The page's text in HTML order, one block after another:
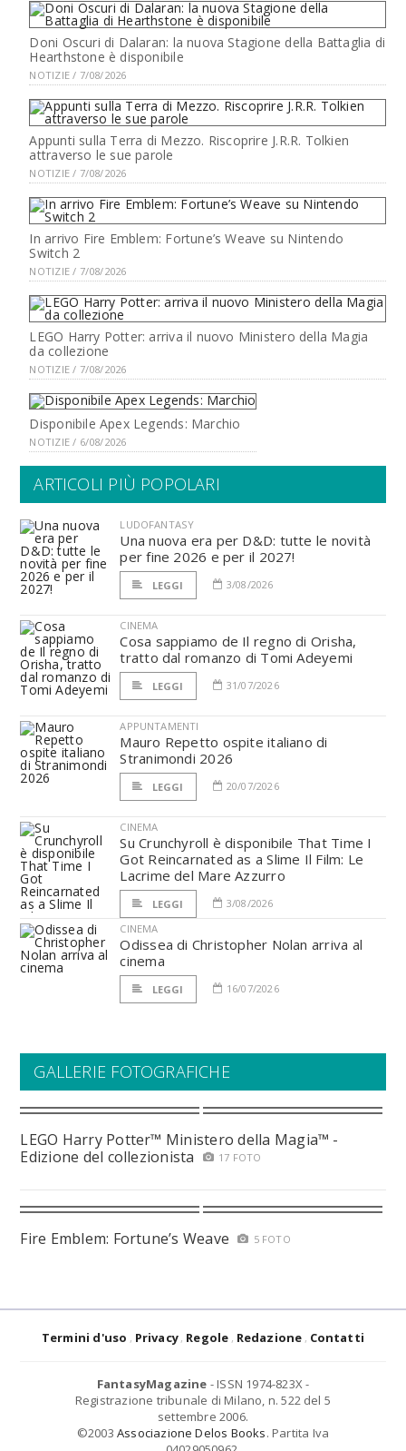
Doni Oscuri di Dalaran: la nuova Stagione della Battaglia di
Hearthstone è disponibile
NOTIZIE / 7/08/2026
Appunti sulla Terra di Mezzo. Riscoprire J.R.R. Tolkien
attraverso le sue parole
NOTIZIE / 7/08/2026
In arrivo Fire Emblem: Fortune’s Weave su Nintendo
Switch 2
NOTIZIE / 7/08/2026
LEGO Harry Potter: arriva il nuovo Ministero della Magia
da collezione
NOTIZIE / 7/08/2026
Disponibile Apex Legends: Marchio
NOTIZIE / 6/08/2026
ARTICOLI PIÙ POPOLARI
LUDOFANTASY
Una nuova era per D&D: tutte le novità
per fine 2026 e per il 2027!
LEGGI 3/08/2026
CINEMA
Cosa sappiamo de Il regno di Orisha,
tratto dal romanzo di Tomi Adeyemi
LEGGI 31/07/2026
APPUNTAMENTI
Mauro Repetto ospite italiano di
Stranimondi 2026
LEGGI 20/07/2026
CINEMA
Su Crunchyroll è disponibile That Time I
Got Reincarnated as a Slime Il Film: Le
Lacrime del Mare Azzurro
LEGGI
3/08/2026
CINEMA
Odissea di Christopher Nolan arriva al
cinema
LEGGI 16/07/2026
GALLERIE FOTOGRAFICHE
LEGO Harry Potter™ Ministero della Magia™ -
Edizione del collezionista
17 FOTO
Fire Emblem: Fortune’s Weave 5 FOTO
Termini d'uso Privacy Regole Redazione Contatti
FantasyMagazine - ISSN 1974-823X -
Registrazione tribunale di Milano, n. 522 del 5
settembre 2006.
©2003 Associazione Delos Books. Partita Iva